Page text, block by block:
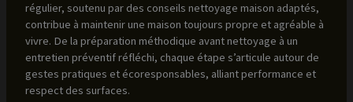
régulier, soutenu par des conseils nettoyage maison adaptés,
contribue à maintenir une maison toujours propre et agréable à
vivre. De la préparation méthodique avant nettoyage à un
entretien préventif réfléchi, chaque étape s’articule autour de
gestes pratiques et écoresponsables, alliant performance et
respect des surfaces.